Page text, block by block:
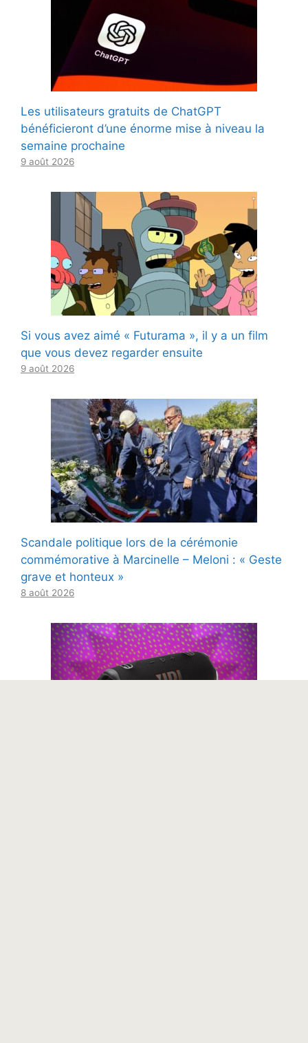
Les utilisateurs gratuits de ChatGPT
bénéficieront d’une énorme mise à niveau la
semaine prochaine
9 août 2026
Si vous avez aimé « Futurama », il y a un film
que vous devez regarder ensuite
9 août 2026
Scandale politique lors de la cérémonie
commémorative à Marcinelle – Meloni : « Geste
grave et honteux »
8 août 2026